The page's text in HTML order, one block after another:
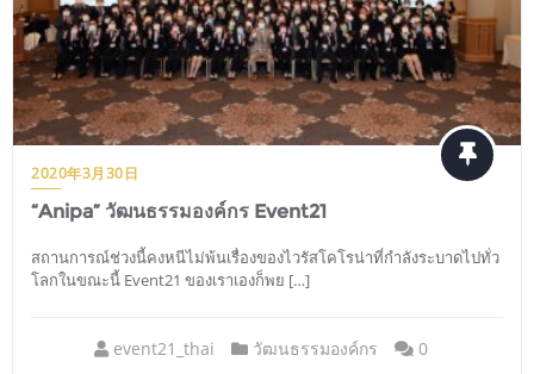
2020年3月30日
“Anipa” วัฒนธรรมองค์กร Event21
สถานการณ์ช่วงนี้คงหนีไม่พ้นเรื่องของไวรัสโคโรน่าที่กำลังระบาดไปทั่ว
โลกในขณะนี้ Event21 ของเราเองก็พย […]
event21_thai วัฒนธรรมองค์กร 0